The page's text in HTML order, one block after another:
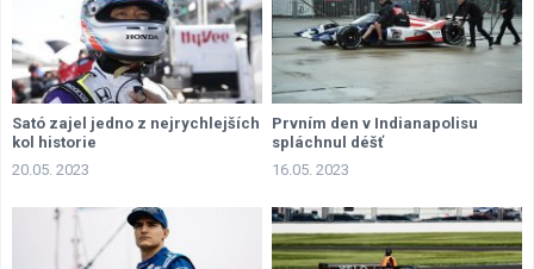
Sató zajel jedno z nejrychlejších
kol historie
20.05. 2023
Prvním den v Indianapolisu
spláchnul déšť
16.05. 2023